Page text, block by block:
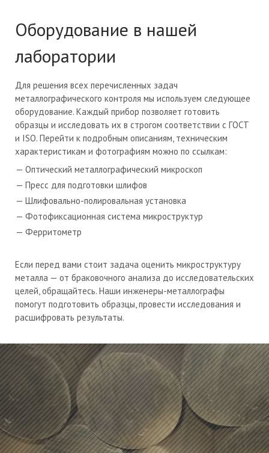
Оборудование в нашей
лаборатории
Для решения всех перечисленных задач
металлографического контроля мы используем следующее
оборудование. Каждый прибор позволяет готовить
образцы и исследовать их в строгом соответствии с ГОСТ
и ISO. Перейти к подробным описаниям, техническим
характеристикам и фотографиям можно по ссылкам:
Оптический металлографический микроскоп
Пресс для подготовки шлифов
Шлифовально-полировальная установка
Фотофиксационная система микроструктур
Ферритометр
Если перед вами стоит задача оценить микроструктуру
металла — от браковочного анализа до исследовательских
целей, обращайтесь. Наши инженеры-металлографы
помогут подготовить образцы, провести исследования и
расшифровать результаты.